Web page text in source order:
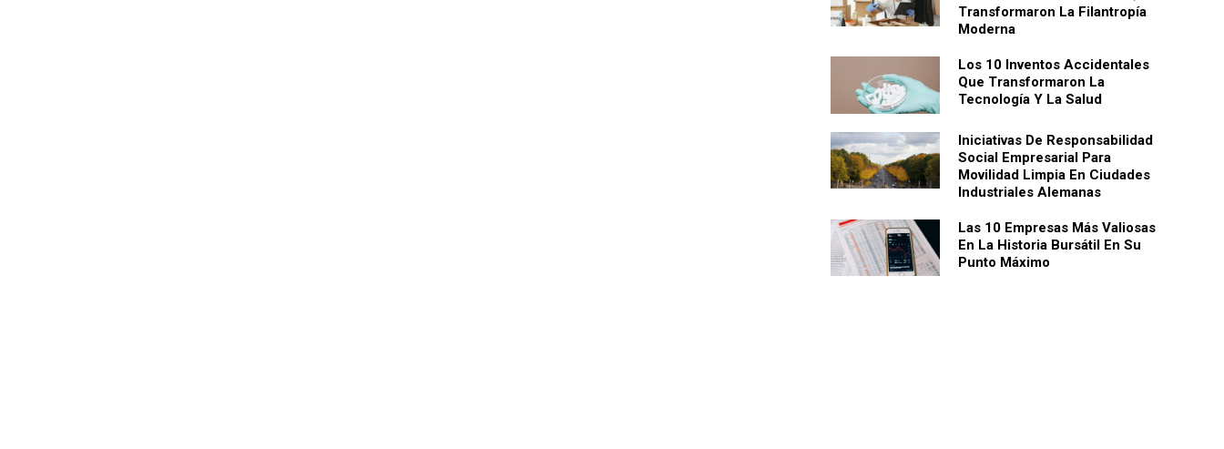
Transformaron La Filantropía
Moderna
Los 10 Inventos Accidentales
Que Transformaron La
Tecnología Y La Salud
Iniciativas De Responsabilidad
Social Empresarial Para
Movilidad Limpia En Ciudades
Industriales Alemanas
Las 10 Empresas Más Valiosas
En La Historia Bursátil En Su
Punto Máximo